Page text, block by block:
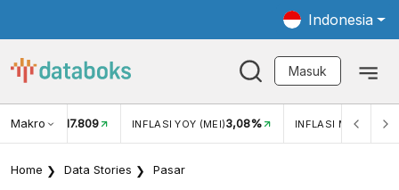
Indonesia
Masuk
Makro
USD/IDR 17.809 INFLASI YOY (MEI)3,08% INFLASI MOM (MEI)
Home Data Stories Pasar